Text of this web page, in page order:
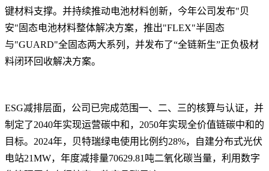
键材料支撑。并持续推动电池材料创新，今年公司发布"贝
安"固态电池材料整体解决方案，推出"FLEX"半固态
与"GUARD"全固态两大系列，并发布了“全链新生”正负极材
料闭环回收解决方案。
ESG减排层面，公司已完成范围一、二、三的核算与认证，并
制定了2040年实现运营碳中和，2050年实现全价值链碳中和的
目标。2024年，贝特瑞绿电使用比例约28%，自建分布式光伏
电站21MW，年度减排量70629.81吨二氧化碳当量，利用数字